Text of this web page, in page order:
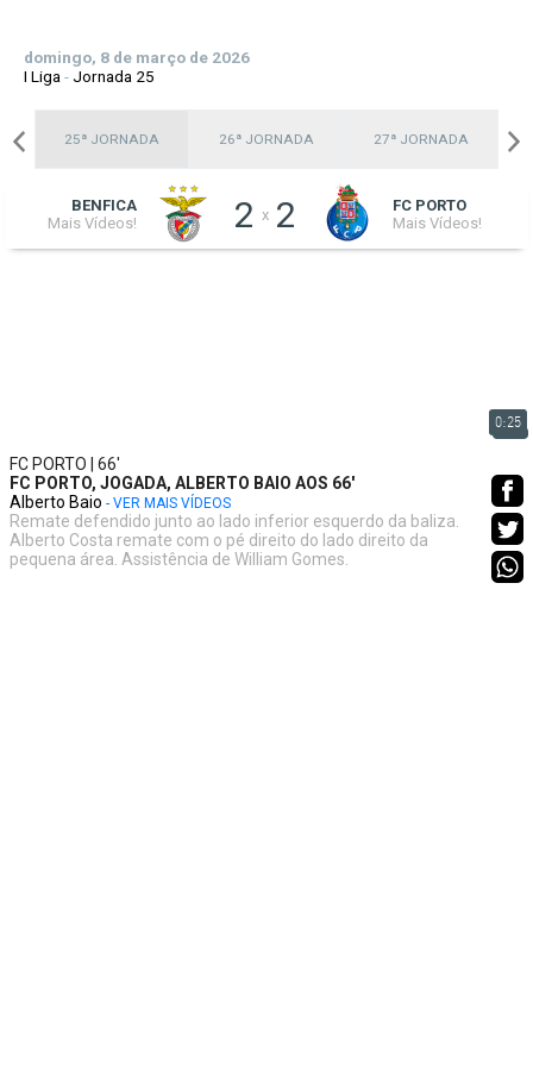
domingo, 8 de março de 2026
I Liga -Jornada 25
25ª JORNADA 26ª JORNADA 27ª JORNADA
BENFICA
Mais Vídeos!
2 x 2
FC PORTO
Mais Vídeos!
0:25
FC PORTO | 66'
FC PORTO, JOGADA, ALBERTO BAIO AOS 66'
Alberto Baio - VER MAIS VÍDEOS
Remate defendido junto ao lado inferior esquerdo da baliza.
Alberto Costa remate com o pé direito do lado direito da
pequena área. Assistência de William Gomes.